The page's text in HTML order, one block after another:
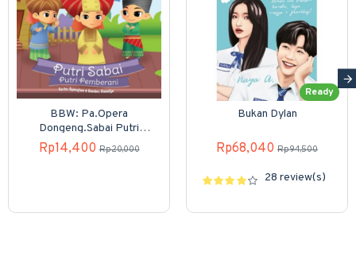
BBW: Pa.Opera
Dongeng.Sabai Putri
Pemberani (Boardbook)
Rp14,400 Rp20,000
Ready
Bukan Dylan
Rp68,040 Rp94,500
28 review(s)